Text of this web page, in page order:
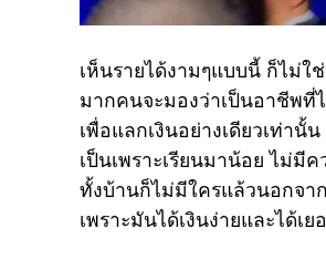
เห็นรายได้งามๆแบบนี้ ก็ไม่ใ
มากคนจะมองว่าเป็นอาชีพที่
เพื่อแลกเงินอย่างเดียวเท่า
เป็นเพราะเรียนมาน้อย ไม่
ทั้งบ้านก็ไม่มีใครแล้วนอกจาก
เพราะมันได้เงินง่ายและได้เ